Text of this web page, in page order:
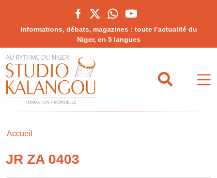
Informations, débats, magazines : toute l’actualité du
Niger, en 5 langues
Accueil
JR ZA 0403